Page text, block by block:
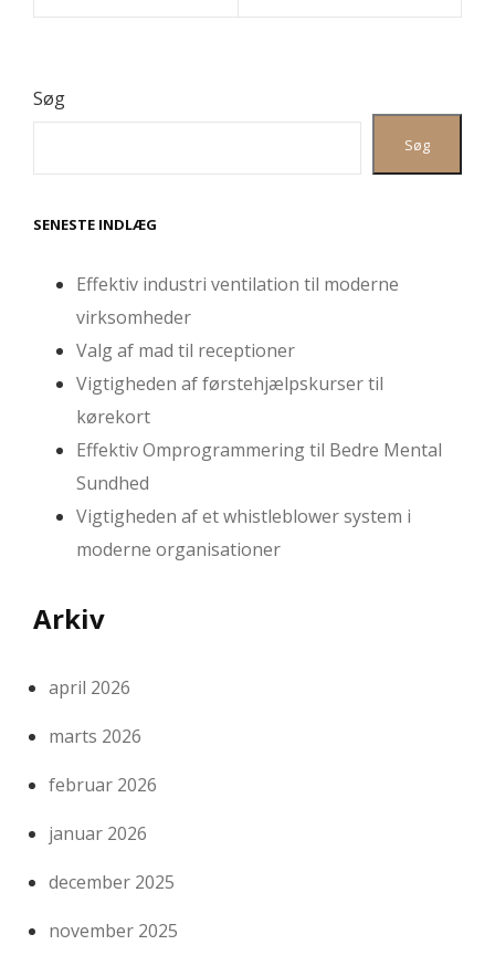
Søg
Søg
SENESTE INDLÆG
Effektiv industri ventilation til moderne
virksomheder
Valg af mad til receptioner
Vigtigheden af førstehjælpskurser til
kørekort
Effektiv Omprogrammering til Bedre Mental
Sundhed
Vigtigheden af et whistleblower system i
moderne organisationer
Arkiv
april 2026
marts 2026
februar 2026
januar 2026
december 2025
november 2025